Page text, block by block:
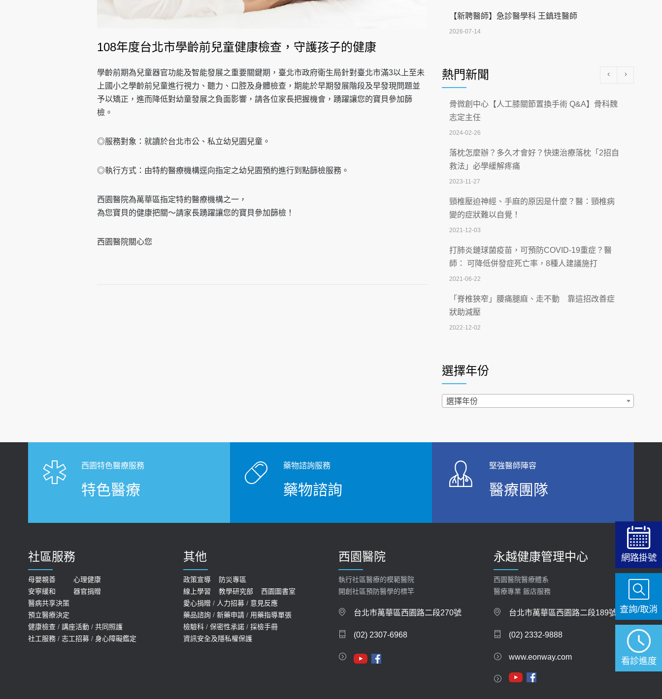
108年度台北市學齡前兒童健康檢查，守護孩子的健康
學齡前期為兒童器官功能及智能發展之重要關鍵期，臺北市政府衛生局針對臺北市滿3以上至未
上國小之學齡前兒童進行視力、聽力、口腔及身體檢查，期能於早期發展階段及早發現問題並
予以矯正，進而降低對幼童發展之負面影響，請各位家長把握機會，踴躍讓您的寶貝參加篩
檢。
◎服務對象：就讀於台北市公、私立幼兒園兒童。
◎執行方式：由特約醫療機構逕向指定之幼兒園預約進行到點篩檢服務。
西園醫院為萬華區指定特約醫療機構之一，
為您寶貝的健康把關～請家長踴躍讓您的寶貝參加篩檢！
西園醫院關心您
【新聘醫師】急診醫學科 王鎮珄醫師
2026-07-14
2026-07-08
沒菸酒也瀕臨洗腎？65歲男靠「這習慣」逆
轉腎功能 醫揭3招救命
2026-07-08
體溫飆破41度！醫連收兩例中暑病例：致死
率達8成
2026-07-07
深耕萬華55年 西園醫院回顧發展歷程與智慧
醫療布局
2026-07-06
【115年臺北市「防癌保衛戰：健康好禮一手
刮」】 宣導
2026-07-02
【無菸城市】 宣導
2026-07-02
4連霸議員黃秋澤癌逝！食道癌為何奪命快？
西園醫院55周年 7／10捐血公益活動 邀民眾
熱血響應
2026-06-30
2026-06-25
健康肛門痛都是痔瘡?醫談瘍瘍瘻管與肛裂差
異 逾50歲民眾可做1事
避免血糖血壓飆高
【防跌密碼-防止嬰幼兒跌落及因應處理指
上班常待在冷氣房？小心泌尿道感染 醫示
【2026年世界無菸日】 宣導
熱門新聞
骨微創中心【人工膝關節置換手術 Q&A】骨科魏
志定主任
2024-02-26
落枕怎麼辦？多久才會好？快速治療落枕「2招自
救法」必學緩解疼痛
2023-11-27
頸椎壓迫神經、手麻的原因是什麼？醫：頸椎病
變的症狀難以自覺！
2021-12-03
打肺炎鏈球菌疫苗，可預防COVID-19重症？醫
師： 可降低併發症死亡率，8種人建議施打
2021-06-22
「脊椎狹窄」腰痛腿麻、走不動 靠這招改善症
狀助減壓
2022-12-02
2022-02-17
過量維生素D和鈣恐罹癌? 醫師釋疑：搞懂4原則
不怕補錯
「落枕」不要大力按脖子！ 1招「伸展運動」預防
2020-12-15
白天跑廁所超過8次，就算膀胱過動症！醫師：趁
2021-03-05
少？醫：過多恐增罹癌風險
骨科魏志定主任接受專訪 【年代電視台聚焦2.0】
近4成人口骨質疏鬆？12類人快做骨質密度檢查！
醫：注意5重點可逆轉骨鬆
膝蓋退化有9大部位 骨科醫坦言：不一定得換人工
選擇年份
選擇年份
西園特色醫療服務
特色醫療
藥物諮詢服務
藥物諮詢
堅強醫師陣容
醫療團隊
社區服務
母嬰親善
心理健康
安寧緩和
器官捐贈
醫病共享決策
預立醫療決定
健康檢查 / 講座活動 / 共同照護
社工服務 / 志工招募 / 身心障礙鑑定
其他
政策宣導
防災專區
線上學習
教學研究部
西園圖書室
愛心捐贈 / 人力招募 / 意見反應
藥品諮詢 / 新藥申請 / 用藥指導單張
檢驗科 / 保密性承諾 / 採檢手冊
資訊安全及隱私權保護
西園醫院
執行社區醫療的模範醫院
開創社區預防醫學的標竿
台北市萬華區西園路二段270號
(02) 2307-6968
永越健康管理中心
西園醫院醫療體系
醫療專業 飯店服務
台北市萬華區西園路二段189號
(02) 2332-9888
www.eonway.com
網路掛號
看診進度
查詢/取消